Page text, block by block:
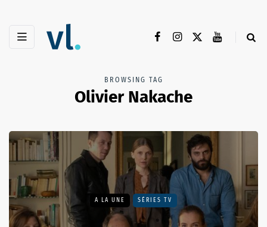
BROWSING TAG
Olivier Nakache
A LA UNE SÉRIES TV